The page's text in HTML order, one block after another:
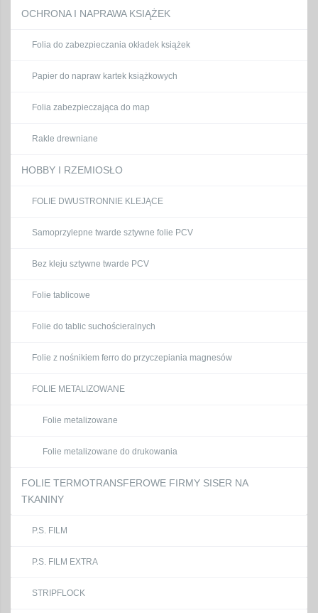
OCHRONA I NAPRAWA KSIĄŻEK
Folia do zabezpieczania okładek książek
Papier do napraw kartek książkowych
Folia zabezpieczająca do map
Rakle drewniane
HOBBY I RZEMIOSŁO
FOLIE DWUSTRONNIE KLEJĄCE
Samoprzylepne twarde sztywne folie PCV
Bez kleju sztywne twarde PCV
Folie tablicowe
Folie do tablic suchościeralnych
Folie z nośnikiem ferro do przyczepiania magnesów
FOLIE METALIZOWANE
Folie metalizowane
Folie metalizowane do drukowania
FOLIE TERMOTRANSFEROWE FIRMY SISER NA
TKANINY
P.S. FILM
P.S. FILM EXTRA
STRIPFLOCK